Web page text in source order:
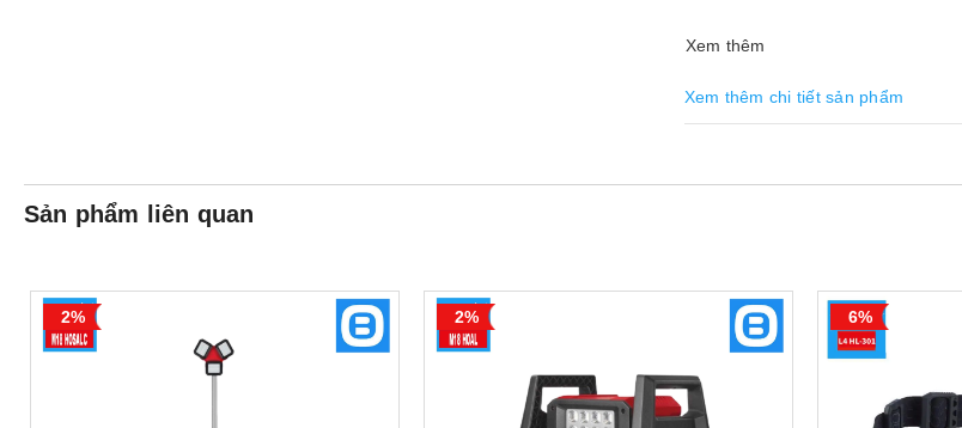
Tiêu chuẩn IP
Xem thêm
Xem thêm chi tiết sản phẩm
Sản phẩm liên quan
2% 2% 6%